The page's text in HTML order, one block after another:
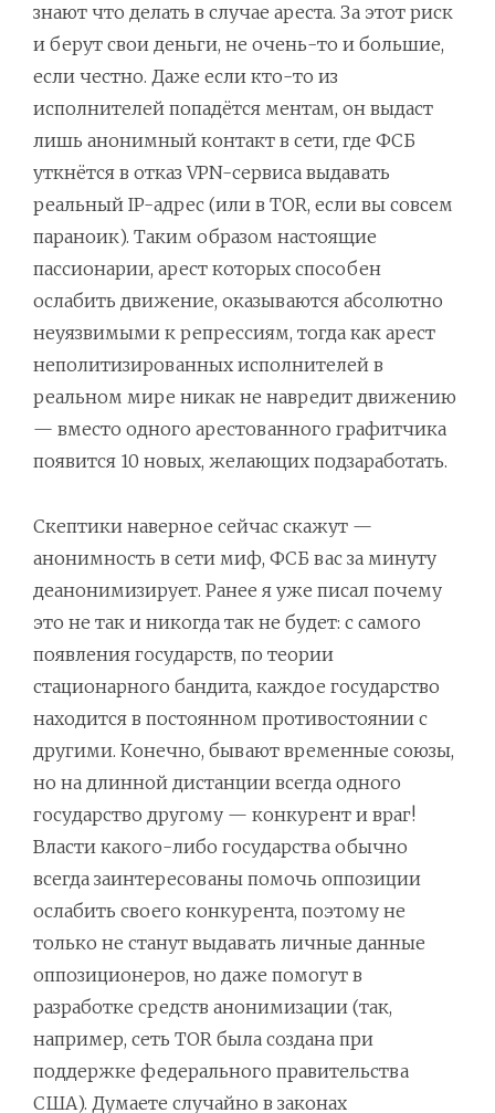
знают что делать в случае ареста. За этот риск
и берут свои деньги, не очень-то и большие,
если честно. Даже если кто-то из
исполнителей попадётся ментам, он выдаст
лишь анонимный контакт в сети, где ФСБ
уткнётся в отказ VPN-сервиса выдавать
реальный IP-адрес (или в TOR, если вы совсем
параноик). Таким образом настоящие
пассионарии, арест которых способен
ослабить движение, оказываются абсолютно
неуязвимыми к репрессиям, тогда как арест
неполитизированных исполнителей в
реальном мире никак не навредит движению
— вместо одного арестованного графитчика
появится 10 новых, желающих подзаработать.
Скептики наверное сейчас скажут —
анонимность в сети миф, ФСБ вас за минуту
деанонимизирует. Ранее я уже писал почему
это не так и никогда так не будет: с самого
появления государств, по теории
стационарного бандита, каждое государство
находится в постоянном противостоянии с
другими. Конечно, бывают временные союзы,
но на длинной дистанции всегда одного
государство другому — конкурент и враг!
Власти какого-либо государства обычно
всегда заинтересованы помочь оппозиции
ослабить своего конкурента, поэтому не
только не станут выдавать личные данные
оппозиционеров, но даже помогут в
разработке средств анонимизации (так,
например, сеть TOR была создана при
поддержке федерального правительства
США). Думаете случайно в законах